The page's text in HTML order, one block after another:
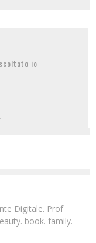
io
Digitale. Prof
book. family.